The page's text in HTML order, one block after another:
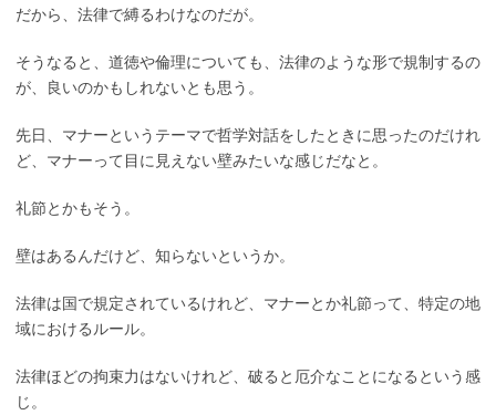
だから、法律で縛るわけなのだが。
そうなると、道徳や倫理についても、法律のような形で規制するの
が、良いのかもしれないとも思う。
先日、マナーというテーマで哲学対話をしたときに思ったのだけれ
ど、マナーって目に見えない壁みたいな感じだなと。
礼節とかもそう。
壁はあるんだけど、知らないというか。
法律は国で規定されているけれど、マナーとか礼節って、特定の地
域におけるルール。
法律ほどの拘束力はないけれど、破ると厄介なことになるという感
じ。